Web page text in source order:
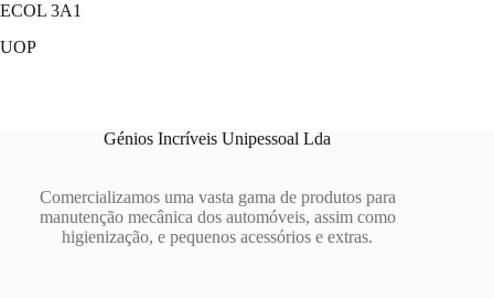
ECOL 3A1
UOP
Génios Incríveis Unipessoal Lda
Comercializamos uma vasta gama de produtos para
manutenção mecânica dos automóveis, assim como
higienização, e pequenos acessórios e extras.